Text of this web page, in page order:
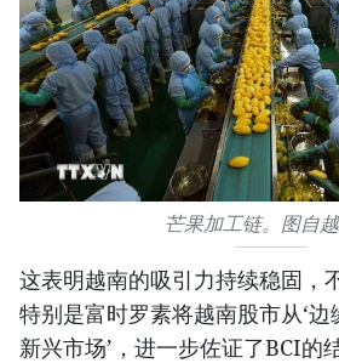
芒果加工链。图自
这表明越南的吸引力持续稳固，
特别是富时罗素将越南股市从‘边
新兴市场’，进一步佐证了BCI的